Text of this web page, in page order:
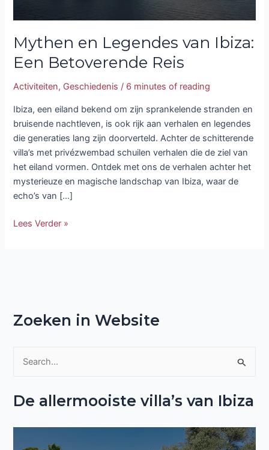
Mythen en Legendes van Ibiza:
Een Betoverende Reis
Activiteiten, Geschiedenis / 6 minutes of reading
Ibiza, een eiland bekend om zijn sprankelende stranden en
bruisende nachtleven, is ook rijk aan verhalen en legendes
die generaties lang zijn doorverteld. Achter de schitterende
villa’s met privézwembad schuilen verhalen die de ziel van
het eiland vormen. Ontdek met ons de verhalen achter het
mysterieuze en magische landschap van Ibiza, waar de
echo’s van […]
Lees Verder »
Zoeken in Website
e
De allermooiste villa’s van Ibiza